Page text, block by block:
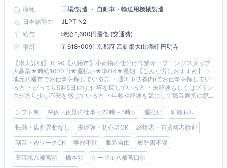
職種
工場/製造 ・ 自動車・輸送用機械製造
日本語能力
JLPT N2
給与
時給 1,600円最低 (交通費)
場所
〒618-0091 京都府 乙訓郡大山崎町 円明寺
【求人詳細】 6-90【八幡市】小荷物の仕分け作業オープニングスタッフ
大募集★時給1600円★週払い★車OK★長期 【こんな方におすすめ】 ・
地元八幡市でお仕事を探している方 ・週3日(扶養内)でお仕事を探してい
る方 ・がっつり!(週5日)のお仕事を探している方 ・未経験もしくはブラン
クがあり少し不安を感じている方 ・年齢や経験を気にして職業選択に臆...
シフト制 深夜・夜勤の仕事＜22時～5時＞ 週払い
研修あり
転勤・店舗異動なし
未経験・初心者OK
経験者・有資格者歓迎
副業・WワークOK
学歴不問 服装自由
履歴書不要
石清水八幡宮駅
橋本駅
ケーブル八幡宮口駅